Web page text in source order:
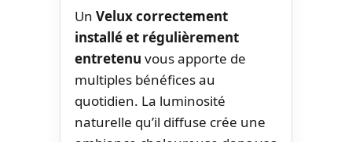
Un Velux correctement
installé et régulièrement
entretenu vous apporte de
multiples bénéfices au
quotidien. La luminosité
naturelle qu’il diffuse crée une